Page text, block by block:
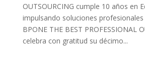
OUTSOURCING cumple 10 años en
impulsando soluciones
BPONE THE BEST PROFESSIONAL
celebra con gratitud su décimo...